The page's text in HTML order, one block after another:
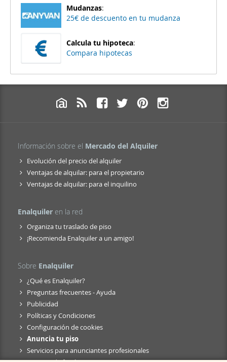
Mudanzas:
25€ de descuento en tu mudanza
Calcula tu hipoteca:
Compara hipotecas
Información sobre el Mercado del Alquiler
Evolución del precio del alquiler
Ventajas de alquilar: para el propietario
Ventajas de alquilar: para el inquilino
Enalquiler en la red
Organiza tu traslado de piso
¡Recomienda Enalquiler a un amigo!
Sobre Enalquiler
¿Qué es Enalquiler?
Preguntas frecuentes - Ayuda
Publicidad
Políticas y Condiciones
Configuración de cookies
Anuncia tu piso
Servicios para anunciantes profesionales